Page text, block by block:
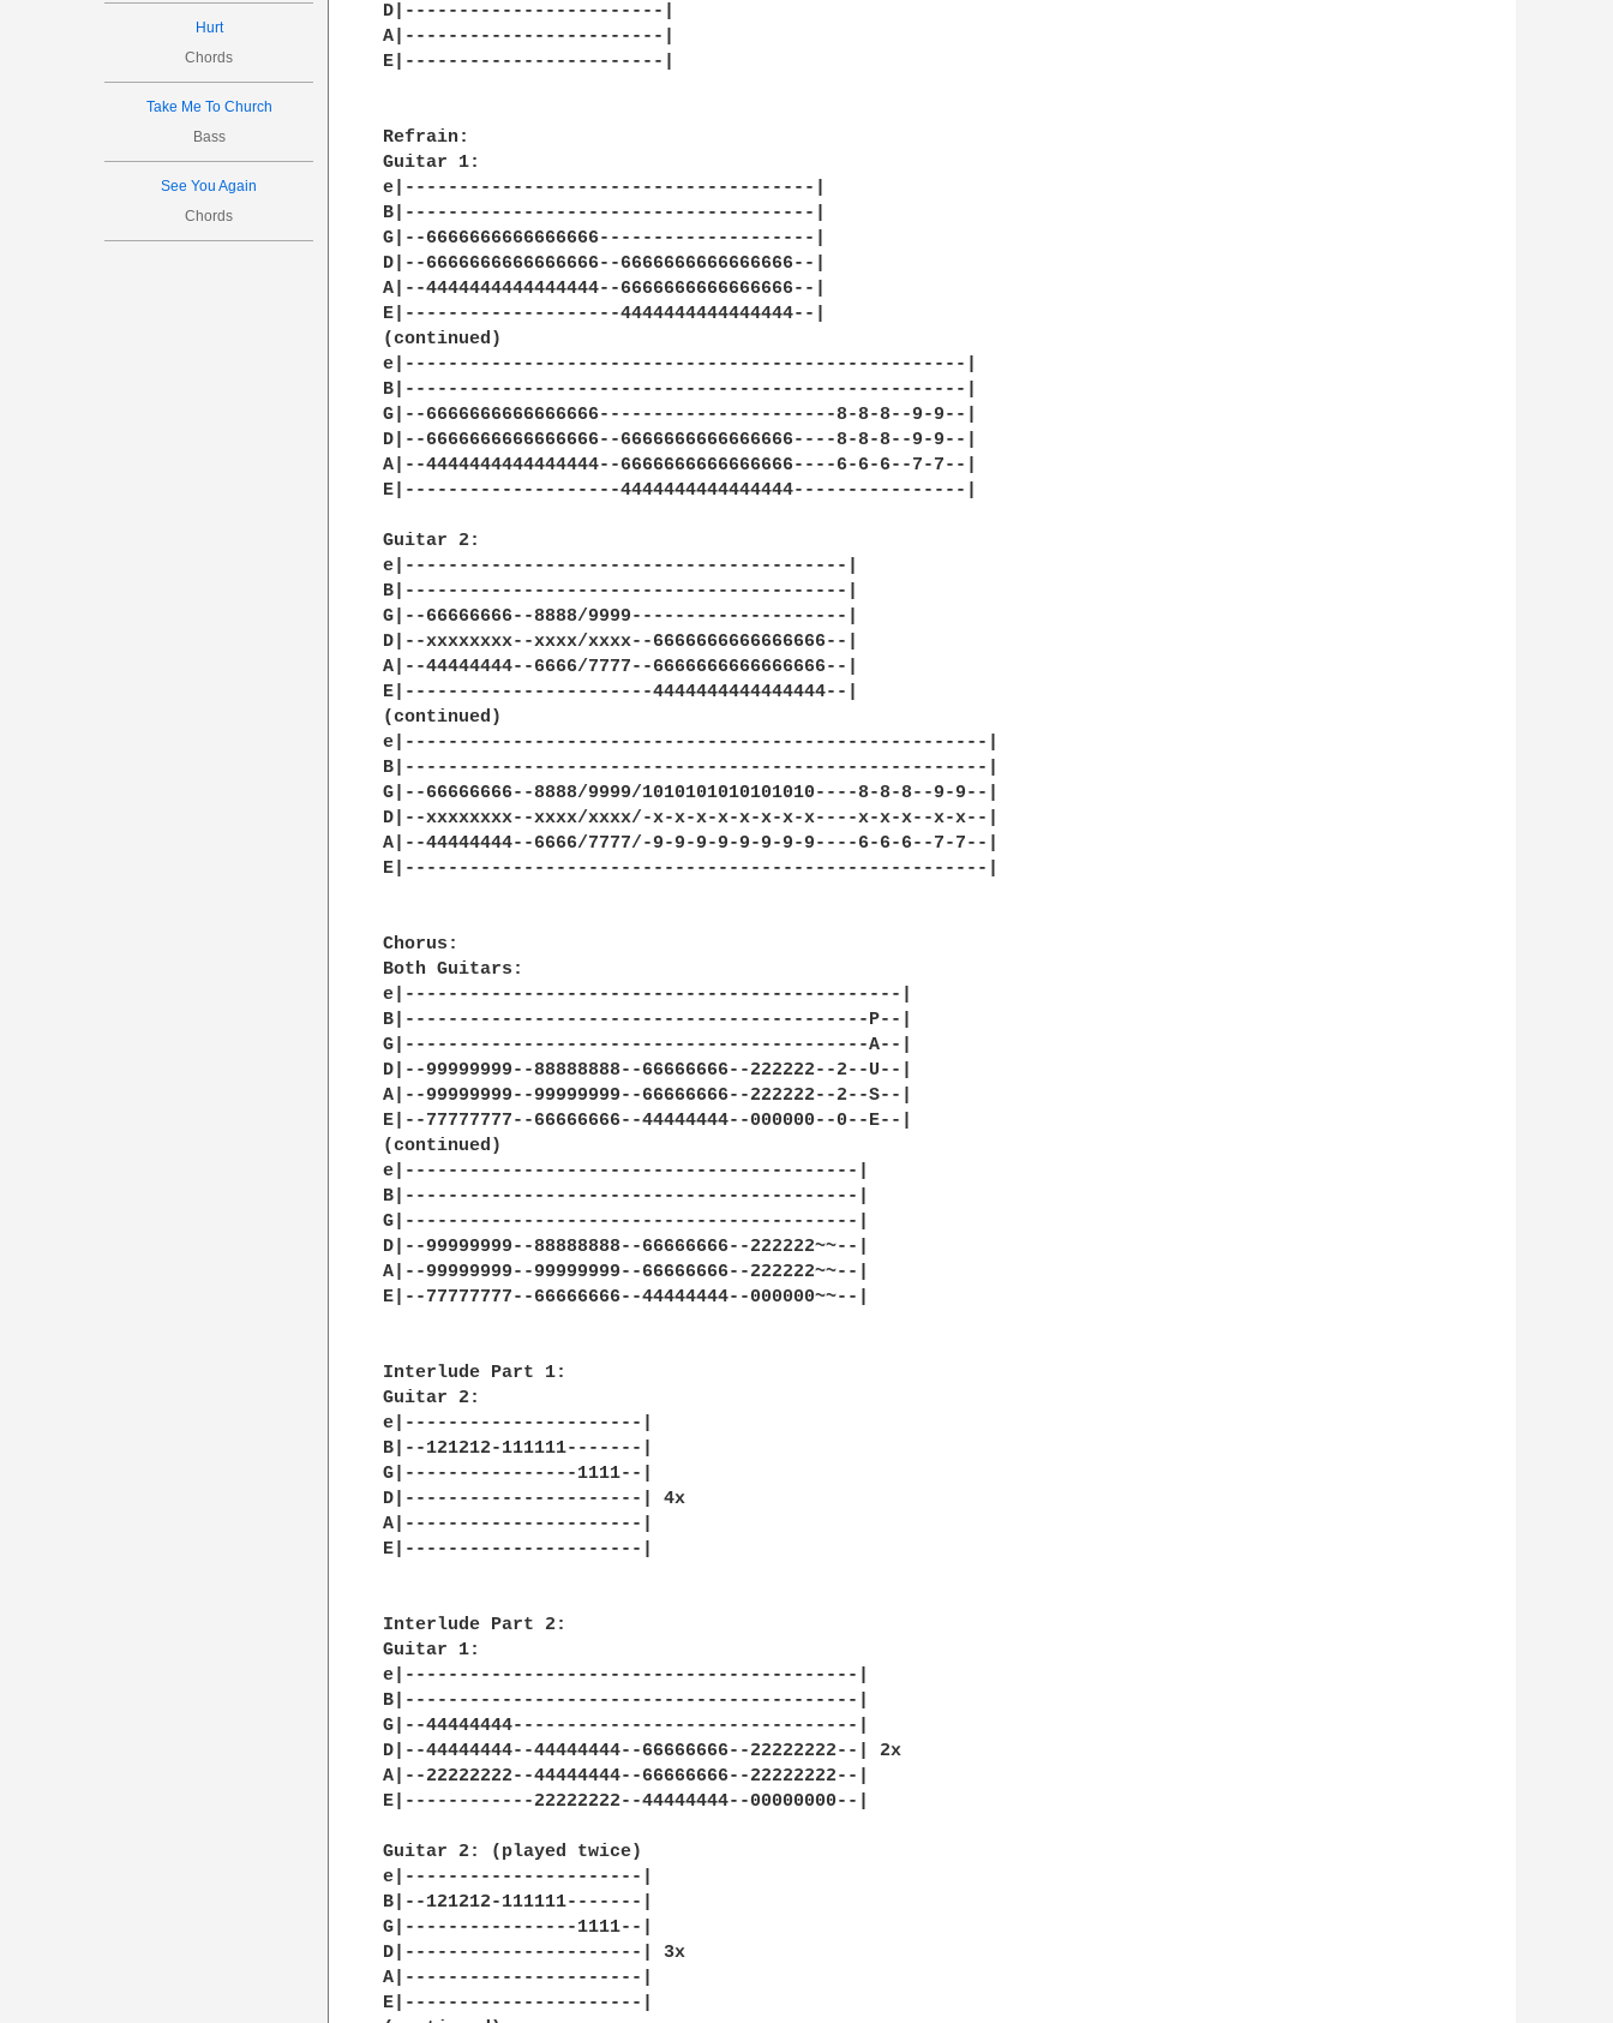
Hurt
Chords
Take Me To Church
Bass
See You Again
Chords
D|------------------------|
A|------------------------|
E|------------------------|
Refrain:
Guitar 1:
e|--------------------------------------|
B|--------------------------------------|
G|--6666666666666666--------------------|
D|--6666666666666666--6666666666666666--|
A|--4444444444444444--6666666666666666--|
E|--------------------4444444444444444--|
(continued)
e|----------------------------------------------------|
B|----------------------------------------------------|
G|--6666666666666666----------------------8-8-8--9-9--|
D|--6666666666666666--6666666666666666----8-8-8--9-9--|
A|--4444444444444444--6666666666666666----6-6-6--7-7--|
E|--------------------4444444444444444----------------|
Guitar 2:
e|-----------------------------------------|
B|-----------------------------------------|
G|--66666666--8888/9999--------------------|
D|--xxxxxxxx--xxxx/xxxx--6666666666666666--|
A|--44444444--6666/7777--6666666666666666--|
E|-----------------------4444444444444444--|
(continued)
e|------------------------------------------------------|
B|------------------------------------------------------|
G|--66666666--8888/9999/1010101010101010----8-8-8--9-9--|
D|--xxxxxxxx--xxxx/xxxx/-x-x-x-x-x-x-x-x----x-x-x--x-x--|
A|--44444444--6666/7777/-9-9-9-9-9-9-9-9----6-6-6--7-7--|
E|------------------------------------------------------|
Chorus:
Both Guitars:
e|----------------------------------------------|
B|-------------------------------------------P--|
G|-------------------------------------------A--|
D|--99999999--88888888--66666666--222222--2--U--|
A|--99999999--99999999--66666666--222222--2--S--|
E|--77777777--66666666--44444444--000000--0--E--|
(continued)
e|------------------------------------------|
B|------------------------------------------|
G|------------------------------------------|
D|--99999999--88888888--66666666--222222~~--|
A|--99999999--99999999--66666666--222222~~--|
E|--77777777--66666666--44444444--000000~~--|
Interlude Part 1:
Guitar 2:
e|----------------------|
B|--121212-111111-------|
G|----------------1111--|
D|----------------------| 4x
A|----------------------|
E|----------------------|
Interlude Part 2:
Guitar 1:
e|------------------------------------------|
B|------------------------------------------|
G|--44444444--------------------------------|
D|--44444444--44444444--66666666--22222222--| 2x
A|--22222222--44444444--66666666--22222222--|
E|------------22222222--44444444--00000000--|
Guitar 2: (played twice)
e|----------------------|
B|--121212-111111-------|
G|----------------1111--|
D|----------------------| 3x
A|----------------------|
E|----------------------|